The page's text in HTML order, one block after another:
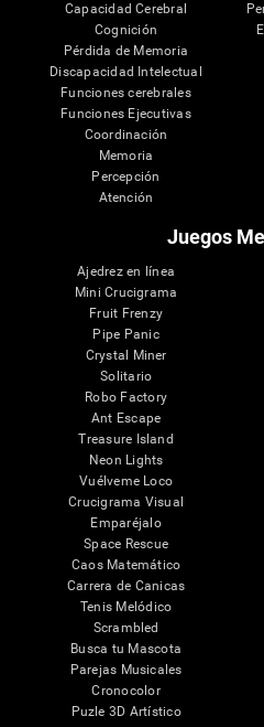
Capacidad Cerebral
Cognición
Pérdida de Memoria
Discapacidad Intelectual
Funciones cerebrales
Funciones Ejecutivas
Coordinación
Memoria
Percepción
Atención
Juegos
Ajedrez en línea
Mini Crucigrama
Fruit Frenzy
Pipe Panic
Crystal Miner
Solitario
Robo Factory
Ant Escape
Treasure Island
Neon Lights
Vuélveme Loco
Crucigrama Visual
Emparéjalo
Space Rescue
Caos Matemático
Carrera de Canicas
Tenis Melódico
Scrambled
Busca tu Mascota
Parejas Musicales
Cronocolor
Puzle 3D Artístico